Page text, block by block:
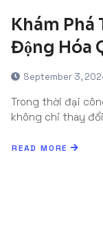
Khám Phá
Động Hóa
September 3,
Trong thời đại
không chỉ thay
READ MORE